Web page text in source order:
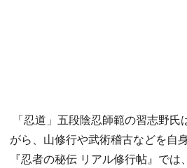
「忍道」五段陰忍師範の習志野
がら、山修行や武術稽古などを自
『忍者の秘伝 リアル修行帖』で